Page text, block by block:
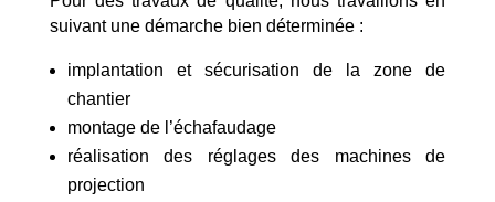
suivant une démarche bien déterminée :
implantation et sécurisation de la zone de
chantier
montage de l’échafaudage
réalisation des réglages des machines de
projection